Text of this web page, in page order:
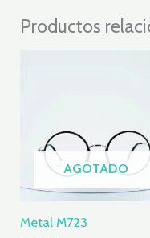
Productos
AGOTADO
Metal M723